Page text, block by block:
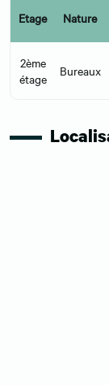
Etage Nature
2ème
étage
Bureaux